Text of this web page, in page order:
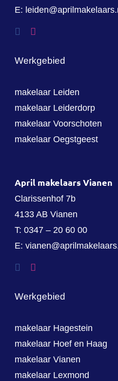
E:
Werkgebied
makelaar Leiden
makelaar Leiderdorp
makelaar Voorschoten
makelaar Oegstgeest
April makelaars Vianen
Clarissenhof 7b
4133 AB Vianen
T: 0347 – 20 60 00
E:
Werkgebied
makelaar Hagestein
makelaar Hoef en Haag
makelaar Vianen
makelaar Lexmond